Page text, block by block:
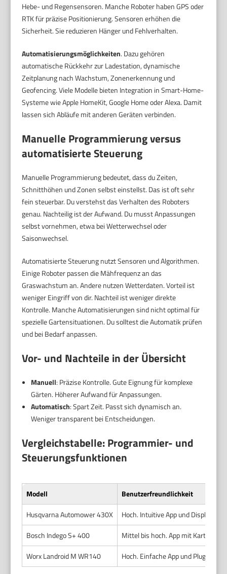
Hebe- und Regensensoren. Manche Roboter haben GPS oder
RTK für präzise Positionierung. Sensoren erhöhen die
Sicherheit. Sie reduzieren Hänger und Fehlverhalten.
Automatisierungsmöglichkeiten. Dazu gehören
automatische Rückkehr zur Ladestation, dynamische
Zeitplanung nach Wachstum, Zonenerkennung und
Geofencing. Viele Modelle bieten Integration in Smart-Home-
Systeme wie Apple HomeKit, Google Home oder Alexa. Damit
lassen sich Abläufe mit anderen Geräten verbinden.
Manuelle Programmierung versus
automatisierte Steuerung
Manuelle Programmierung bedeutet, dass du Zeiten,
Schnitthöhen und Zonen selbst einstellst. Das ist oft sehr
fein steuerbar. Du verstehst das Verhalten des Roboters
genau. Nachteilig ist der Aufwand. Du musst Anpassungen
selbst vornehmen, etwa bei Wetterwechsel oder
Saisonwechsel.
Automatisierte Steuerung nutzt Sensoren und Algorithmen.
Einige Roboter passen die Mähfrequenz an das
Graswachstum an. Andere nutzen Wetterdaten. Vorteil ist
weniger Eingriff von dir. Nachteil ist weniger direkte
Kontrolle. Manche Automatisierungen sind nicht optimal für
spezielle Gartensituationen. Du solltest die Automatik prüfen
und bei Bedarf anpassen.
Vor- und Nachteile in der Übersicht
Manuell: Präzise Kontrolle. Gute Eignung für komplexe
Gärten. Höherer Aufwand für Anpassungen.
Automatisch: Spart Zeit. Passt sich dynamisch an.
Weniger transparent bei Entscheidungen.
Vergleichstabelle: Programmier- und
Steuerungsfunktionen
Modell
Benutzerfreundlichkeit
Husqvarna Automower 430X
Hoch. Intuitive App und Display.
Bosch Indego S+ 400
Mittel bis hoch. App mit
Worx Landroid M WR140
Hoch. Einfache App und Plug-and-